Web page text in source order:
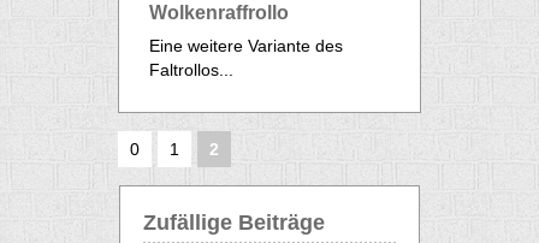
Wolkenraffrollo
Eine weitere Variante des
Faltrollos...
0 1 2
Zufällige Beiträge